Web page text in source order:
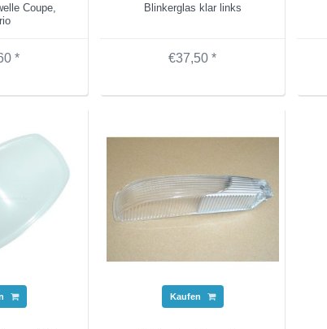
Coupe,
*
Blinkerglas klar links
€37,50 *
Kaufen